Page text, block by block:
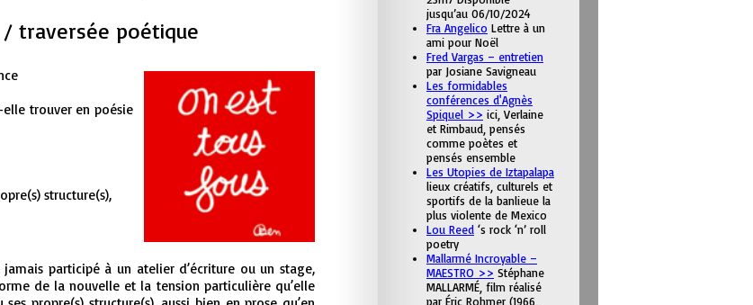
/ traversée poétique
elle trouver en poésie
structure(s),
participé à un atelier d’écriture ou un stage,
de la nouvelle et la tension particulière qu’elle
jusqu’au 06/10/2024
Fra Angelico Lettre à un
ami pour Noël
Fred Vargas – entretien
par Josiane Savigneau
Les formidables
conférences d'Agnès
Spiquel >> ici, Verlaine
et Rimbaud, pensés
comme poètes et
pensés ensemble
Les Utopies de Iztapalapa
lieux créatifs, culturels et
sportifs de la banlieue la
plus violente de Mexico
Lou Reed ‘s rock ‘n’ roll
poetry
Mallarmé Incroyable –
MAESTRO >> Stéphane
MALLARMÉ, film réalisé
par Éric Rohmer (1966,